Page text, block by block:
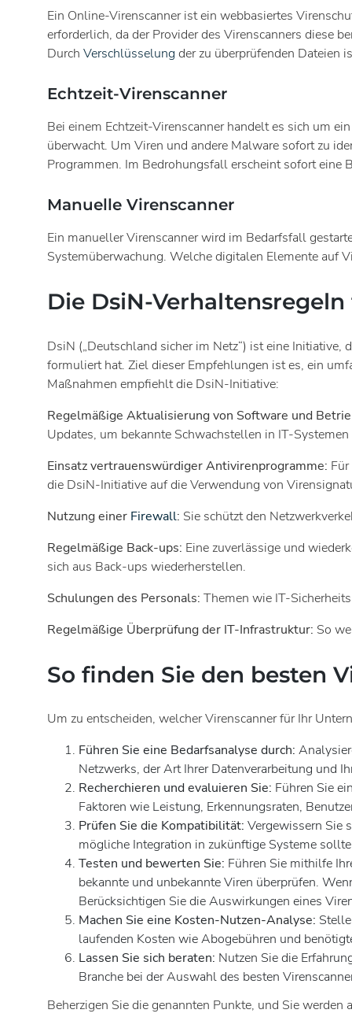
Ein Online-Virenscanner ist ein webbasiertes
erforderlich, da der Provider des Virenscanners diese
Durch Verschlüsselung der zu überprüfenden Dateien
Echtzeit-Virenscanner
Bei einem Echtzeit-Virenscanner handelt es sich um
überwacht. Um Viren und andere Malware sofort zu
Programmen. Im Bedrohungsfall erscheint sofort eine
Manuelle Virenscanner
Ein manueller Virenscanner wird im Bedarfsfall
Systemüberwachung. Welche digitalen Elemente auf
Die DsiN-
DsiN („Deutschland sicher im Netz“) ist eine
formuliert hat. Ziel dieser Empfehlungen ist es, ein
Maßnahmen empfiehlt die DsiN-Initiative:
Regelmäßige Aktualisierung von Software und
Updates, um bekannte Schwachstellen in IT-Systemen
Einsatz vertrauenswürdiger Antivirenprogramme:
die DsiN-Initiative auf die Verwendung von
Nutzung einer Firewall: Sie schützt den
Regelmäßige Back-ups: Eine zuverlässige und
sich aus Back-ups wiederherstellen.
Schulungen des Personals: Themen wie IT-
Regelmäßige Überprüfung der IT-Infrastruktur: So
So finden Sie den besten
Um zu entscheiden, welcher Virenscanner für Ihr
Führen Sie eine Bedarfsanalyse durch:
Netzwerks, der Art Ihrer Datenverarbeitung und
Recherchieren und evaluieren Sie: Führen Sie
Faktoren wie Leistung, Erkennungsraten,
Prüfen Sie die Kompatibilität: Vergewissern Sie
mögliche Integration in zukünftige Systeme
Testen und bewerten Sie: Führen Sie mithilfe
bekannte und unbekannte Viren überprüfen.
Berücksichtigen Sie die Auswirkungen eines
Machen Sie eine Kosten-Nutzen-Analyse:
laufenden Kosten wie Abogebühren und
Lassen Sie sich beraten: Nutzen Sie die
Branche bei der Auswahl des besten
Beherzigen Sie die genannten Punkte, und Sie